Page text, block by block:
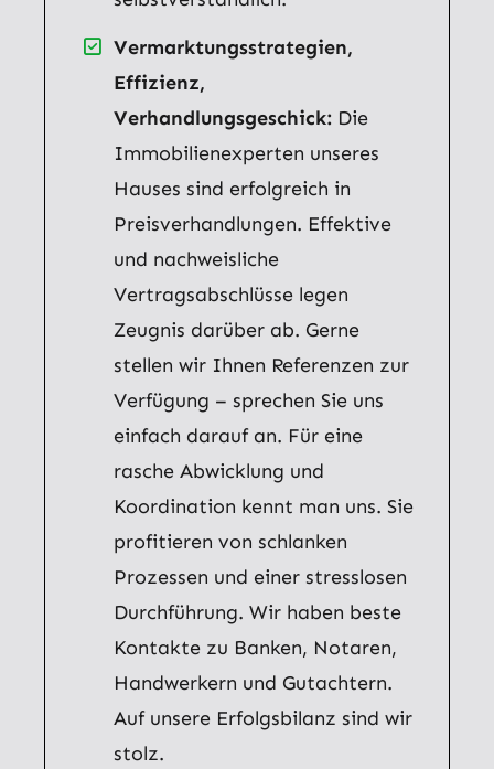
Vermarktungsstrategien,
Effizienz,
Verhandlungsgeschick: Die
Immobilienexperten unseres
Hauses sind erfolgreich in
Preisverhandlungen. Effektive
und nachweisliche
Vertragsabschlüsse legen
Zeugnis darüber ab. Gerne
stellen wir Ihnen Referenzen zur
Verfügung – sprechen Sie uns
einfach darauf an. Für eine
rasche Abwicklung und
Koordination kennt man uns. Sie
profitieren von schlanken
Prozessen und einer stresslosen
Durchführung. Wir haben beste
Kontakte zu Banken, Notaren,
Handwerkern und Gutachtern.
Auf unsere Erfolgsbilanz sind wir
stolz.